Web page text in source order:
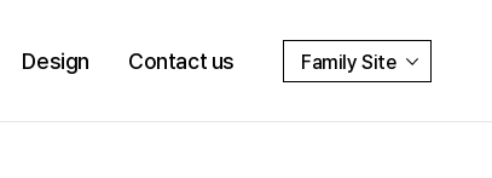
Design Contact us Family Site